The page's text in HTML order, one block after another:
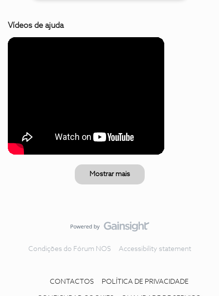
Vídeos de ajuda
Mostrar mais
Condições do Fórum NOS Accessibility statement
CONTACTOS POLÍTICA DE PRIVACIDADE